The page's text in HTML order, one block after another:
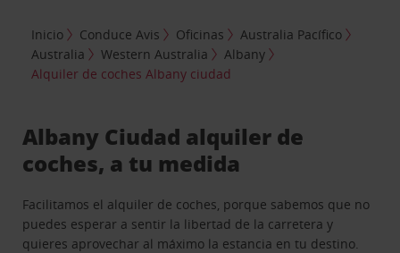
Inicio Conduce Avis Oficinas
Australia Pacífico
Australia
Western Australia
Albany
Alquiler de coches Albany ciudad
Albany Ciudad alquiler de
coches, a tu medida
Facilitamos el alquiler de coches, porque sabemos que no
puedes esperar a sentir la libertad de la carretera y
quieres aprovechar al máximo la estancia en tu destino.